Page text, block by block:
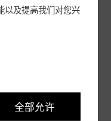
以及提高我们对您兴
全部允许